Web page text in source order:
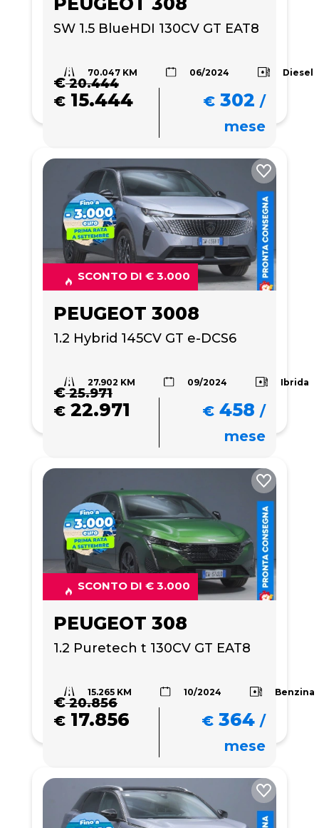
SW 1.5 BlueHDI 130CV GT EAT8
70.047 KM 06/2024 Diesel
€20.444
€ 15.444 € 302 /
mese
SCONTO DI € 3.000
PEUGEOT 3008
1.2 Hybrid 145CV GT e-DCS6
27.902 KM 09/2024 Ibrida
€25.971
€ 22.971 € 458 /
mese
SCONTO DI € 3.000
PEUGEOT 308
1.2 Puretech t 130CV GT EAT8
15.265 KM 10/2024 Benzina
€20.856
€ 17.856 € 364 /
mese